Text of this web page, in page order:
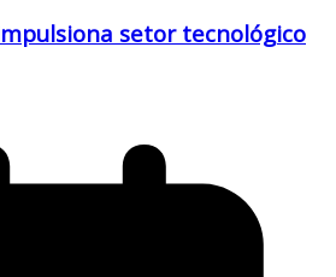
setor tecnológico